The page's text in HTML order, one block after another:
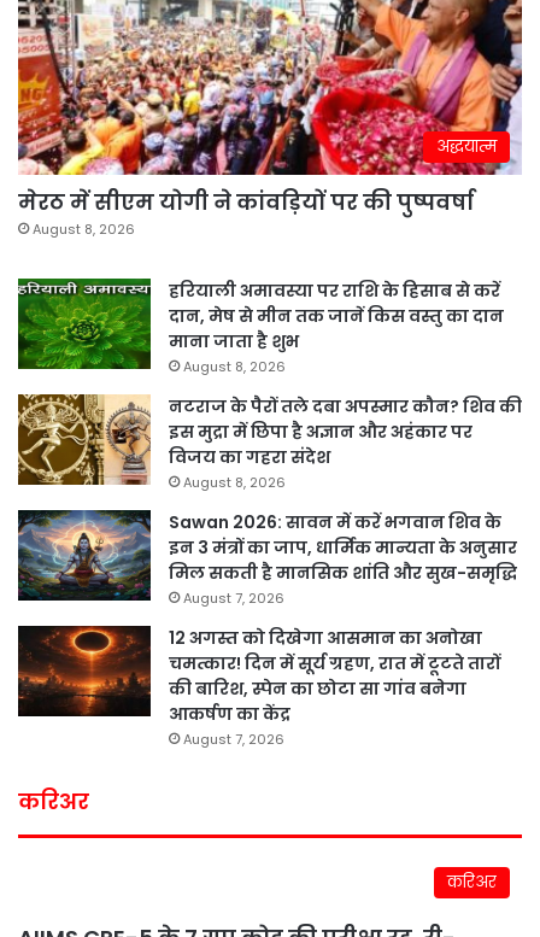
अद्धयात्म
मेरठ में सीएम योगी ने कांवड़ियों पर की पुष्पवर्षा
August 8, 2026
हरियाली अमावस्या पर राशि के हिसाब से करें
दान, मेष से मीन तक जानें किस वस्तु का दान
माना जाता है शुभ
August 8, 2026
नटराज के पैरों तले दबा अपस्मार कौन? शिव की
इस मुद्रा में छिपा है अज्ञान और अहंकार पर
विजय का गहरा संदेश
August 8, 2026
Sawan 2026: सावन में करें भगवान शिव के
इन 3 मंत्रों का जाप, धार्मिक मान्यता के अनुसार
मिल सकती है मानसिक शांति और सुख-समृद्धि
August 7, 2026
12 अगस्त को दिखेगा आसमान का अनोखा
चमत्कार! दिन में सूर्य ग्रहण, रात में टूटते तारों
की बारिश, स्पेन का छोटा सा गांव बनेगा
आकर्षण का केंद्र
August 7, 2026
करिअर
करिअर